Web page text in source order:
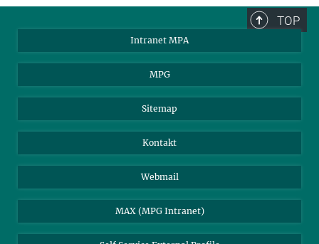
85748 Garching, Germany
TOP
Intranet MPA
MPG
Sitemap
Kontakt
Webmail
MAX (MPG Intranet)